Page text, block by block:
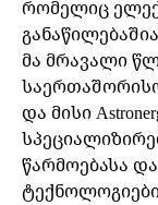
რომელიც
მა მრავალი
და მისი
წარმოებასა